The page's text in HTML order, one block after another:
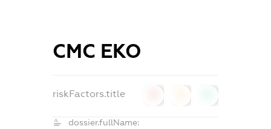
СМС ЕКО
riskFactors.title
dossier.fullName: